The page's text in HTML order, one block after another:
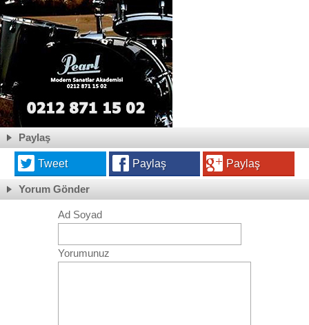
Paylaş
Tweet Paylaş Paylaş
Yorum Gönder
Ad Soyad
Yorumunuz